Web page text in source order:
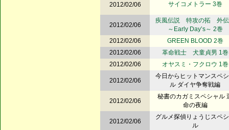
2012/02/06 サイコメトラー 3巻
2012/02/06
疾風伝説 特攻の拓 外
～Early Day’s～ 2巻
2012/02/06
GREEN BLOOD 2巻
2012/02/06
革命戦士 犬童貞男 1巻
2012/02/06
オヤスミ・フクロウ 1巻
2012/02/06
今日からヒットマンスペ
ル ダイヤ争奪戦編
2012/02/06
秘書のカガミスペシャル
命の夜編
2012/02/06
グルメ探偵りょうじスペ
ル